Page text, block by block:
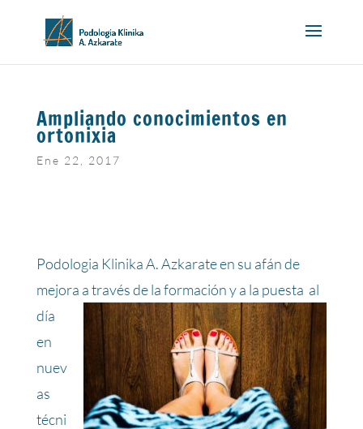
Ampliando conocimientos en
ortonixia
Ene 22, 2017
Podologia Klinika A. Azkarate en su afán de
mejora a través de la formación y a la puesta al
día
en
nuev
as
técni